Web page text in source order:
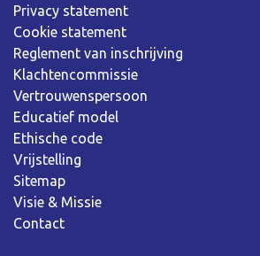
Privacy statement
Cookie statement
Reglement van inschrijving
Klachtencommissie
Vertrouwenspersoon
Educatief model
Ethische code
Vrijstelling
Sitemap
Visie & Missie
Contact